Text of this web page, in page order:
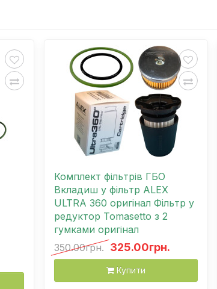
Комплект фільтрів ГБО
Вкладиш у фільтр ALEX
ULTRA 360 оригінал Фільтр у
редуктор Tomasetto з 2
гумками оригінал
350.00грн. 325.00грн.
Купити